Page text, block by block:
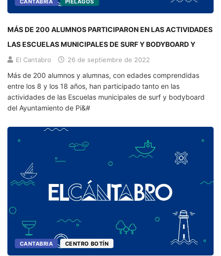
CANTABRIA PIELAGOS
MÁS DE 200 ALUMNOS PARTICIPARON EN LAS ACTIVIDADES
LAS ESCUELAS MUNICIPALES DE SURF Y BODYBOARD Y
El Cantabro 26 de septiembre de 2022
Más de 200 alumnos y alumnas, con edades comprendidas
entre los 8 y los 18 años, han participado tanto en las
actividades de las Escuelas municipales de surf y bodyboard
del Ayuntamiento de Pi&#
CANTABRIA CENTRO BOTÍN